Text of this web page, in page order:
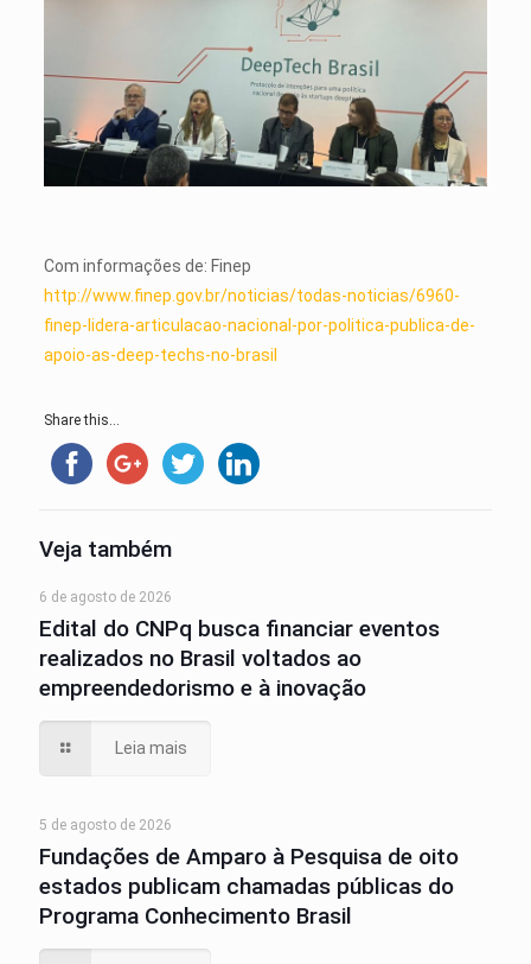
Com informações de: Finep
http://www.finep.gov.br/noticias/todas-noticias/6960-
finep-lidera-articulacao-nacional-por-politica-publica-de-
apoio-as-deep-techs-no-brasil
Share this...
Veja também
6 de agosto de 2026
Edital do CNPq busca financiar eventos
realizados no Brasil voltados ao
empreendedorismo e à inovação
Leia mais
5 de agosto de 2026
Fundações de Amparo à Pesquisa de oito
estados publicam chamadas públicas do
Programa Conhecimento Brasil